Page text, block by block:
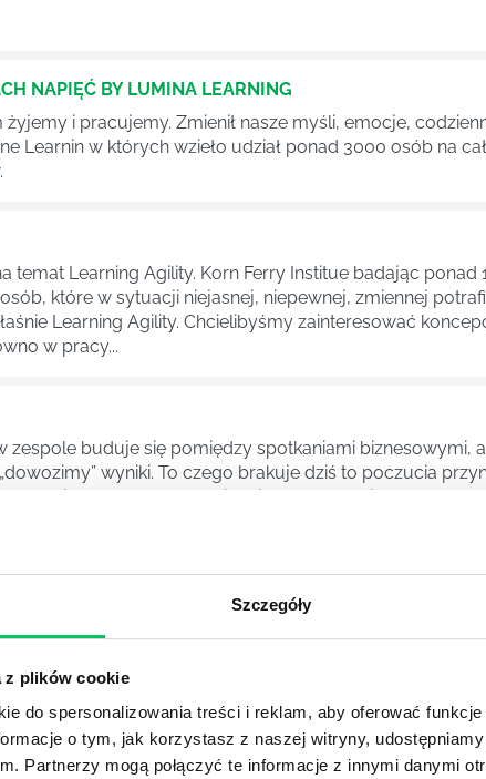
Szczegóły
z plików cookie
do spersonalizowania treści i reklam, aby oferować funkcje
o tym, jak korzystasz z naszej witryny,
Partnerzy mogą połączyć te informacje z innymi danymi
NAPIĘĆ BY LUMINA LEARNING
żyjemy i pracujemy. Zmienił nasze myśli, emocje,
Learnin w których wzieło udział ponad 3000 osób na
temat Learning Agility. Korn Ferry Institue badając
które w sytuacji niejasnej, niepewnej, zmiennej
Learning Agility. Chcielibyśmy zainteresować
w pracy...
zespole buduje się pomiędzy spotkaniami biznesowymi, a
wyniki. To czego brakuje dziś to poczucia
(odpowiedników wspólnej kawy,
czy tamten na ostatnim team...
na rynku pracy. Najpierw nieśmiało organizacje
Później coraz śmielej zwiększały limit dni, które
coraz większym zaufaniem wierząc, że zamiast
samodzielnego...